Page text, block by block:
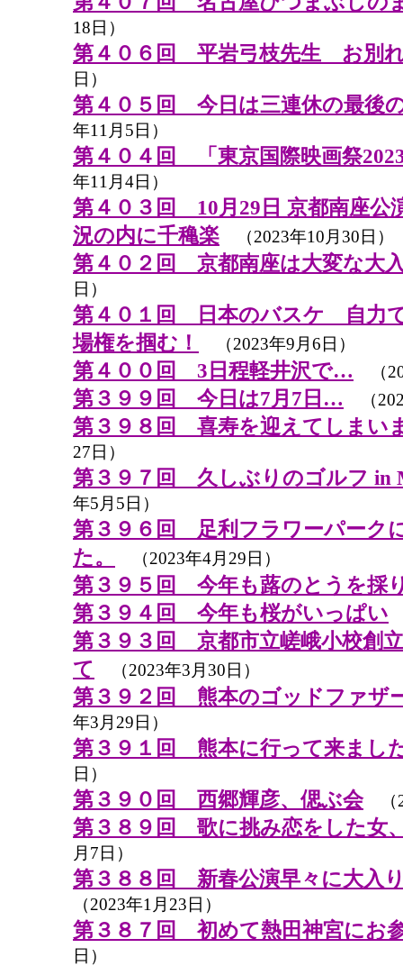
18日）
第４０６回 平岩弓枝先生 お別
日）
第４０５回 今日は三連休の最後
年11月5日）
第４０４回 「東京国際映画祭
年11月4日）
第４０３回 10月29日 京都南座
況の内に千穐楽 （2023年10月30日）
第４０２回 京都南座は大変な大
日）
第４０１回 日本のバスケ 自力
場権を掴む！
（2023年9月6日）
第４００回 3日程軽井沢で… （
第３９９回 今日は7月7日… （
第３９８回 喜寿を迎えてしまい
27日）
第３９７回 久しぶりのゴルフ
年5月5日）
第３９６回 足利フラワーパーク
た。
（2023年4月29日）
第３９５回 今年も蕗のとうを採
第３９４回 今年も桜がいっぱい
第３９３回 京都市立嵯峨小校創
て （2023年3月30日）
第３９２回 熊本のゴッドファザ
年3月29日）
第３９１回 熊本に行って来まし
日）
第３９０回 西郷輝彦、偲ぶ会（
第３８９回 歌に挑み恋をした女
月7日）
第３８８回 新春公演早々に大入
（2023年1月23日）
第３８７回 初めて熱田神宮にお
日）